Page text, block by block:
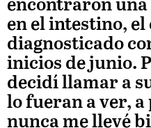
encontraron
en el intestino, el
diagnosticado
inicios de junio.
decidí llamar a
lo fueran a ver, a
nunca me llevé